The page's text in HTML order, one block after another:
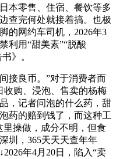
零售、住宿、餐饮等多
查完何处就接着搞。也极
的网约车司机，2026年3
利用“甜美素”“脱酸
》。
良币。”对于消费者而
收购、浸泡、售卖的杨梅
，记者问泡的什么药，甜
药的赔到钱了，而这种工
操做，成分不明，但食
圳，365天天天查年年
年4月20日，陷入“卖